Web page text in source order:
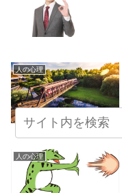
人の心理
人の心理